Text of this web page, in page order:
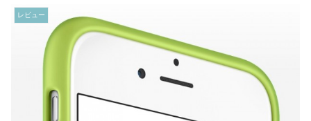
レビュー